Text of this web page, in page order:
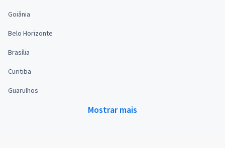
Goiânia
Belo Horizonte
Brasília
Curitiba
Guarulhos
Mostrar mais